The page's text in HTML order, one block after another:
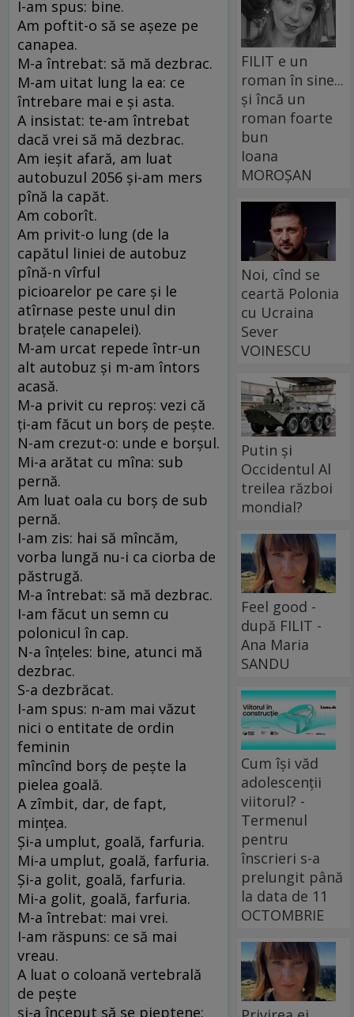
I-am spus: bine.
Am poftit-o să se așeze pe
canapea.
M-a întrebat: să mă dezbrac.
M-am uitat lung la ea: ce
întrebare mai e și asta.
A insistat: te-am întrebat
dacă vrei să mă dezbrac.
Am ieșit afară, am luat
autobuzul 2056 și-am mers
pînă la capăt.
Am coborît.
Am privit-o lung (de la
capătul liniei de autobuz
pînă-n vîrful
picioarelor pe care și le
atîrnase peste unul din
brațele canapelei).
M-am urcat repede într-un
alt autobuz și m-am întors
acasă.
M-a privit cu reproș: vezi că
ți-am făcut un borș de pește.
N-am crezut-o: unde e borșul.
Mi-a arătat cu mîna: sub
pernă.
Am luat oala cu borș de sub
pernă.
I-am zis: hai să mîncăm,
vorba lungă nu-i ca ciorba de
păstrugă.
M-a întrebat: să mă dezbrac.
I-am făcut un semn cu
polonicul în cap.
N-a înțeles: bine, atunci mă
dezbrac.
S-a dezbrăcat.
I-am spus: n-am mai văzut
nici o entitate de ordin
feminin
mîncînd borș de pește la
pielea goală.
A zîmbit, dar, de fapt,
mințea.
Și-a umplut, goală, farfuria.
Mi-a umplut, goală, farfuria.
Și-a golit, goală, farfuria.
Mi-a golit, goală, farfuria.
M-a întrebat: mai vrei.
I-am răspuns: ce să mai
vreau.
A luat o coloană vertebrală
de pește
și-a început să se pieptene:
FILIT e un
roman în sine...
și încă un
roman foarte
bun
Ioana
MOROȘAN
Noi, cînd se
ceartă Polonia
cu Ucraina
Sever
VOINESCU
Putin și
Occidentul Al
treilea război
mondial?
Feel good -
după FILIT -
Ana Maria
SANDU
Cum își văd
adolescenții
viitorul? -
Termenul
pentru
înscrieri s-a
prelungit până
la data de 11
OCTOMBRIE